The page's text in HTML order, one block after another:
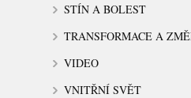
STÍN A BOLEST
TRANSFORMACE A
VIDEO
VNITŘNÍ SVĚT